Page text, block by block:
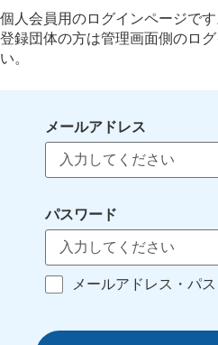
個人会員用のログインページです
登録団体の方は管理画面側のロ
い。
メールアドレス
パスワード
メールアドレス・パ